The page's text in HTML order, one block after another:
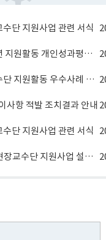
단 지원사업 관련 서식
대한민국산업현장교수 2025년 지원활동 개인성과평가 결과 우수 대한민국산업현장교수 선정 알림
2025년 대한민국산업현장교수단 지원활동 우수사례 선정자 명단 공지
사항 적발 조치결과 안내
단 지원사업 관련 서식
(`25.2.4 실시) 대한민국산업현장교수단 지원사업 설명회 질의응답 자료